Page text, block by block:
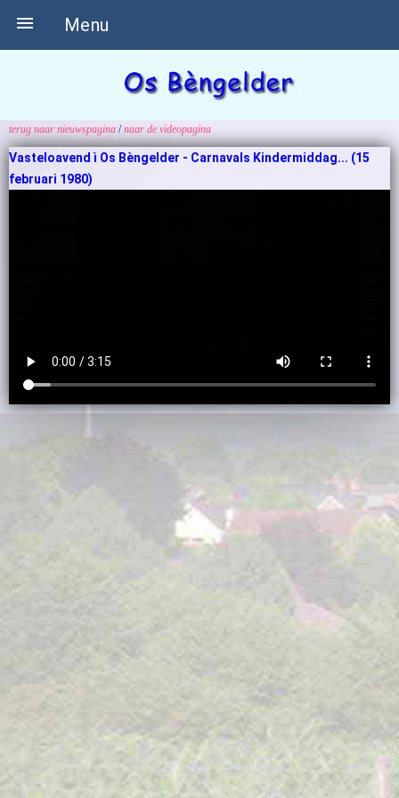
Menu

terug naar nieuwspagina /naar de videopagina
Vasteloavend ì Os Bèngelder - Carnavals Kindermiddag... (15
februari 1980)